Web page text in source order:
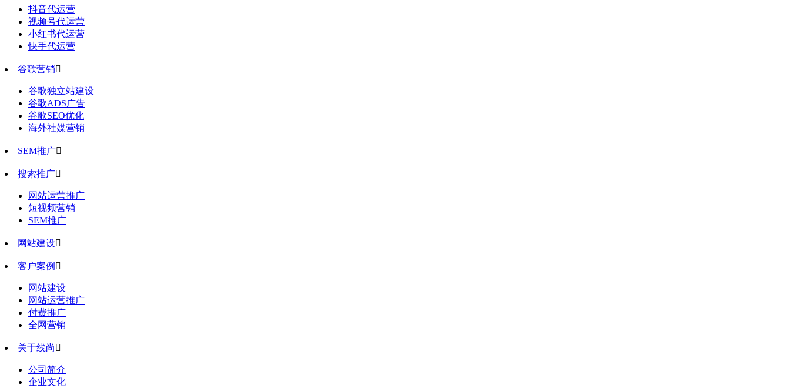
抖音代运营
视频号代运营
小红书代运营
快手代运营
谷歌营销
谷歌独立站建设
谷歌ADS广告
谷歌SEO优化
海外社媒营销
SEM推广
搜索推广
网站运营推广
短视频营销
SEM推广
网站建设
客户案例 
网站建设
网站运营推广
付费推广
全网营销
关于线尚 
公司简介
企业文化